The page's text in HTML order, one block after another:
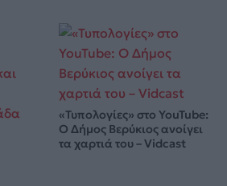
«Τυπολογίες» στο YouTube:
Ο Δήμος Βερύκιος ανοίγει
τα χαρτιά του – Vidcast